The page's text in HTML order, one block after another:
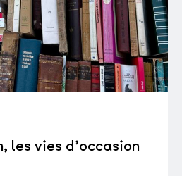
les vies d’occasion